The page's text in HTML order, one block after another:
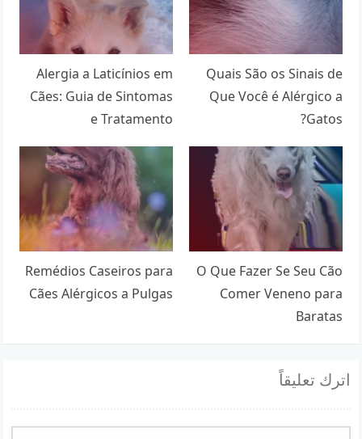
Quais São os Sinais de
Que Você é Alérgico a
Gatos?
Alergia a Laticínios em
Cães: Guia de Sintomas
e Tratamento
O Que Fazer Se Seu Cão
Comer Veneno para
Baratas
Remédios Caseiros para
Cães Alérgicos a Pulgas
اترك تعليقاً